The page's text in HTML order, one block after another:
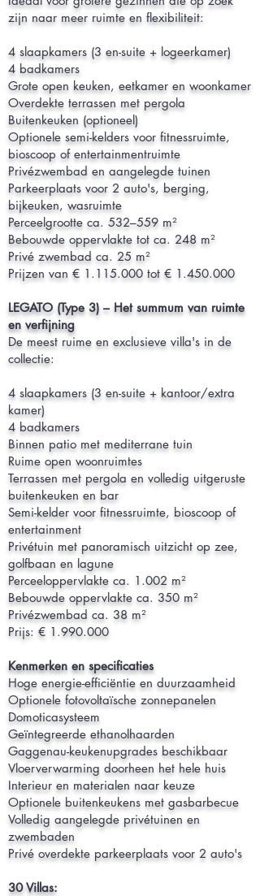
zijn naar meer ruimte en flexibiliteit:
4 slaapkamers (3 en-suite + logeerkamer)
4 badkamers
Grote open keuken, eetkamer en woonkamer
Overdekte terrassen met pergola
Buitenkeuken (optioneel)
Optionele semi-kelders voor fitnessruimte,
bioscoop of entertainmentruimte
Privézwembad en aangelegde tuinen
Parkeerplaats voor 2 auto's, berging,
bijkeuken, wasruimte
Perceelgrootte ca. 532–559 m²
Bebouwde oppervlakte tot ca. 248 m²
Privé zwembad ca. 25 m²
Prijzen van € 1.115.000 tot € 1.450.000
LEGATO (Type 3) – Het summum van ruimte
en verfijning
De meest ruime en exclusieve villa's in de
collectie:
4 slaapkamers (3 en-suite + kantoor/extra
kamer)
4 badkamers
Binnen patio met mediterrane tuin
Ruime open woonruimtes
Terrassen met pergola en volledig uitgeruste
buitenkeuken en bar
Semi-kelder voor fitnessruimte, bioscoop of
entertainment
Privétuin met panoramisch uitzicht op zee,
golfbaan en lagune
Perceeloppervlakte ca. 1.002 m²
Bebouwde oppervlakte ca. 350 m²
Privézwembad ca. 38 m²
Prijs: € 1.990.000
Kenmerken en specificaties
Hoge energie-efficiëntie en duurzaamheid
Optionele fotovoltaïsche zonnepanelen
Domoticasysteem
Geïntegreerde ethanolhaarden
Gaggenau-keukenupgrades beschikbaar
Vloerverwarming doorheen het hele huis
Interieur en materialen naar keuze
Optionele buitenkeukens met gasbarbecue
Volledig aangelegde privétuinen en
zwembaden
Privé overdekte parkeerplaats voor 2 auto's
30 Villas: